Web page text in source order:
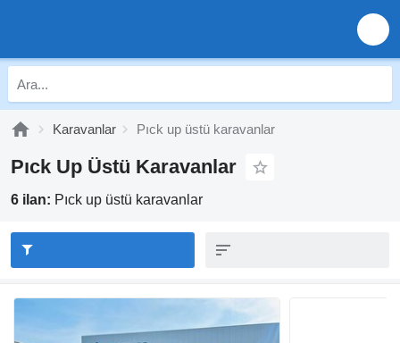
Karavanlar Pıck up üstü karavanlar
Pıck Up Üstü Karavanlar
6 ilan: Pıck up üstü karavanlar